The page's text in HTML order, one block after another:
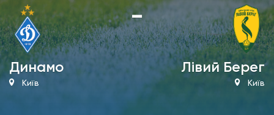
Динамо
Київ
-
Лівий Берег
Київ